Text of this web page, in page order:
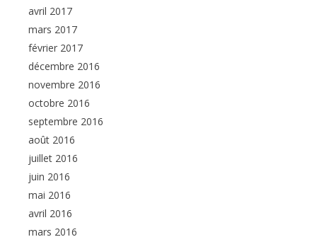
avril 2017
mars 2017
février 2017
décembre 2016
novembre 2016
octobre 2016
septembre 2016
août 2016
juillet 2016
juin 2016
mai 2016
avril 2016
mars 2016